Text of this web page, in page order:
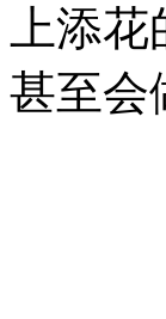
上添
甚至会